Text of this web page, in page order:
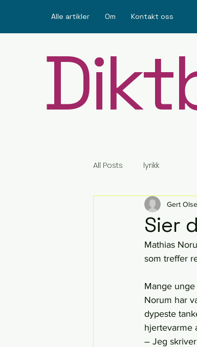
Alle artikler Om Kontakt oss
All Posts lyrikk
Sier
Gert
Mathias
som treffer
Mange
Norum har
dypeste
hjertevarme
– Jeg